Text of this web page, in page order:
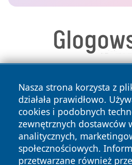
Nasza strona korzysta z
działała prawidłowo.
cookies i podobnych
zewnętrznych dostawców
analitycznych,
społecznościowych.
przetwarzane również
Copyright © 2026 mojzgierz.pl